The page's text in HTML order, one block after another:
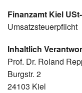
Finanzamt Kiel
Umsatzsteuerpflicht
Inhaltlich
Prof. Dr. Roland
Burgstr. 2
24103 Kiel